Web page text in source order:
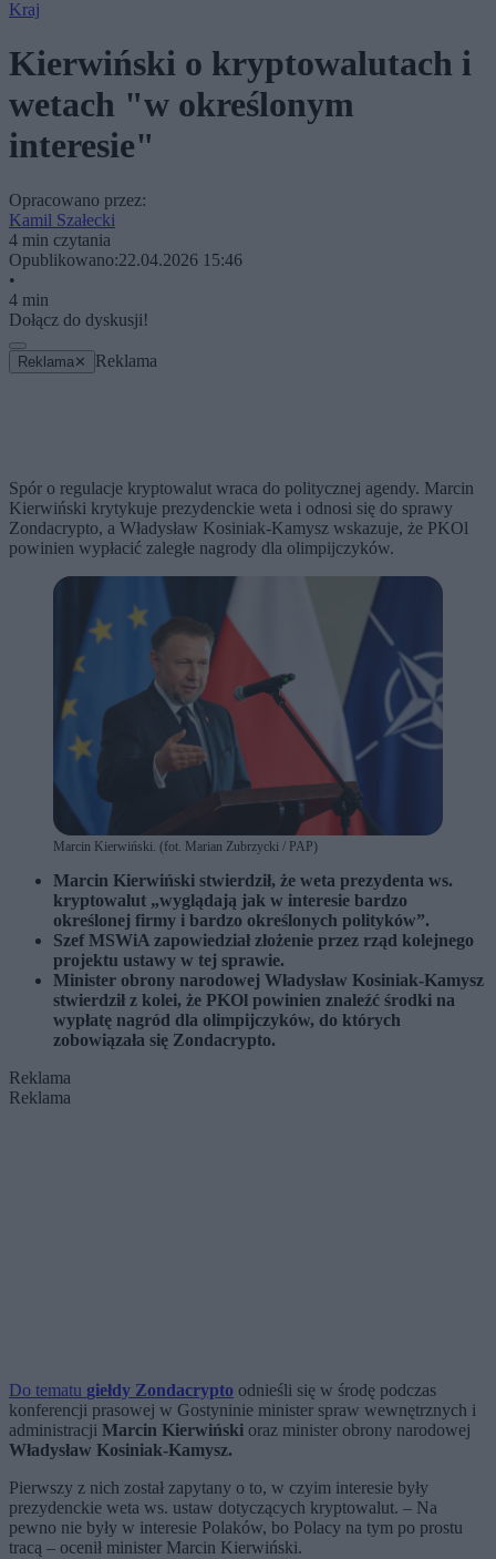
Kraj
Kierwiński o kryptowalutach i
wetach "w określonym
interesie"
Opracowano przez:
Kamil Szałecki
4 min czytania
Opublikowano:22.04.2026 15:46
•
4 min
Dołącz do dyskusji!
Reklama ✕ Reklama
Spór o regulacje kryptowalut wraca do politycznej agendy. Marcin
Kierwiński krytykuje prezydenckie weta i odnosi się do sprawy
Zondacrypto, a Władysław Kosiniak-Kamysz wskazuje, że PKOl
powinien wypłacić zaległe nagrody dla olimpijczyków.
Marcin Kierwiński. (fot. Marian Zubrzycki / PAP)
Marcin Kierwiński stwierdził, że weta prezydenta ws.
kryptowalut „wyglądają jak w interesie bardzo
określonej firmy i bardzo określonych polityków”.
Szef MSWiA zapowiedział złożenie przez rząd kolejnego
projektu ustawy w tej sprawie.
Minister obrony narodowej Władysław Kosiniak-Kamysz
stwierdził z kolei, że PKOl powinien znaleźć środki na
wypłatę nagród dla olimpijczyków, do których
zobowiązała się Zondacrypto.
Reklama
Reklama
Do tematu giełdy Zondacrypto odnieśli się w środę podczas
konferencji prasowej w Gostyninie minister spraw wewnętrznych i
administracji Marcin Kierwiński oraz minister obrony narodowej
Władysław Kosiniak-Kamysz.
Pierwszy z nich został zapytany o to, w czyim interesie były
prezydenckie weta ws. ustaw dotyczących kryptowalut. – Na
pewno nie były w interesie Polaków, bo Polacy na tym po prostu
tracą – ocenił minister Marcin Kierwiński.